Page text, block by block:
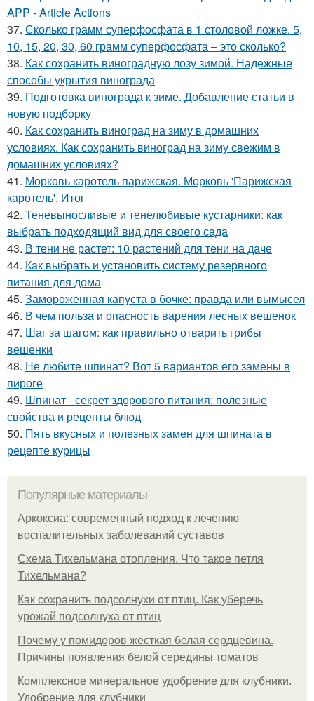
APP - Article Actions
37. Сколько грамм суперфосфата в 1 столовой ложке. 5,
10, 15, 20, 30, 60 грамм суперфосфата – это сколько?
38. Как сохранить виноградную лозу зимой. Надежные
способы укрытия винограда
39. Подготовка винограда к зиме. Добавление статьи в
новую подборку
40. Как сохранить виноград на зиму в домашних
условиях. Как сохранить виноград на зиму свежим в
домашних условиях?
41. Морковь каротель парижская. Морковь 'Парижская
каротель'. Итог
42. Теневыносливые и тенелюбивые кустарники: как
выбрать подходящий вид для своего сада
43. В тени не растет: 10 растений для тени на даче
44. Как выбрать и установить систему резервного
питания для дома
45. Замороженная капуста в бочке: правда или вымысел
46. В чем польза и опасность варения лесных вешенок
47. Шаг за шагом: как правильно отварить грибы
вешенки
48. Не любите шпинат? Вот 5 вариантов его замены в
пироге
49. Шпинат - секрет здорового питания: полезные
свойства и рецепты блюд
50. Пять вкусных и полезных замен для шпината в
рецепте курицы
Популярные материалы
Аркоксиа: современный подход к лечению
воспалительных заболеваний суставов
Схема Тихельмана отопления. Что такое петля
Тихельмана?
Как сохранить подсолнухи от птиц. Как уберечь
урожай подсолнуха от птиц
Почему у помидоров жесткая белая сердцевина.
Причины появления белой середины томатов
Комплексное минеральное удобрение для клубники.
Удобрение для клубники